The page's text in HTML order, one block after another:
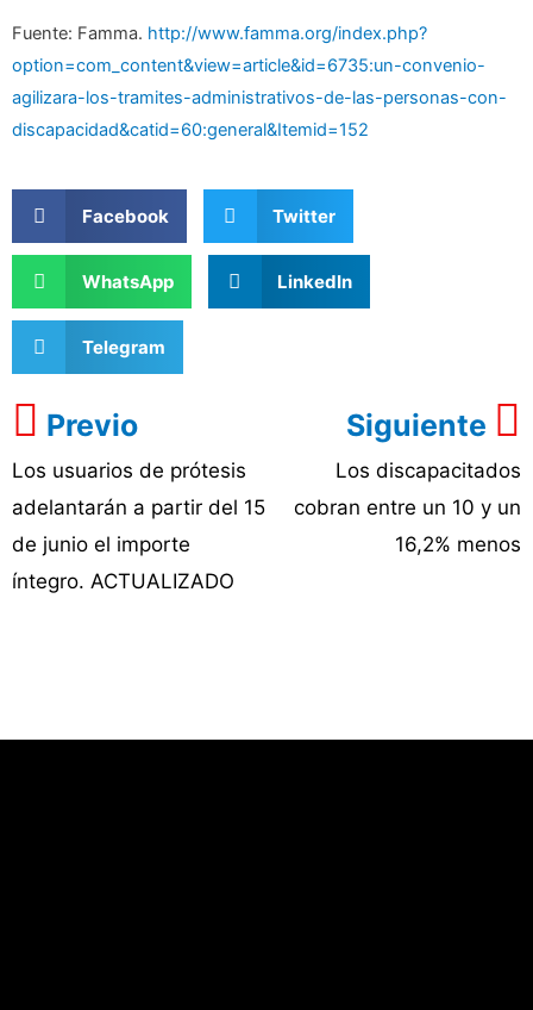
Fuente: Famma. http://www.famma.org/index.php?
option=com_content&view=article&id=6735:un-convenio-
agilizara-los-tramites-administrativos-de-las-personas-con-
discapacidad&catid=60:general&Itemid=152
Facebook Twitter
WhatsApp LinkedIn
Telegram
Previo
Los usuarios de prótesis
adelantarán a partir del 15
de junio el importe
íntegro. ACTUALIZADO
Siguiente
Los discapacitados
cobran entre un 10 y un
16,2% menos